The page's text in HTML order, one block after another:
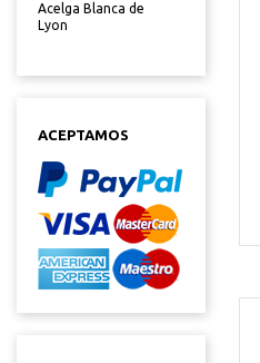
Acelga Blanca de
Lyon
ACEPTAMOS